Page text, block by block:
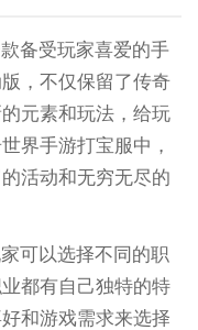
备受玩家喜爱的手
，不仅保留了传奇
元素和玩法，给玩
界手游打宝服中，
活动和无穷无尽的
可以选择不同的职
都有自己独特的特
和游戏需求来选择